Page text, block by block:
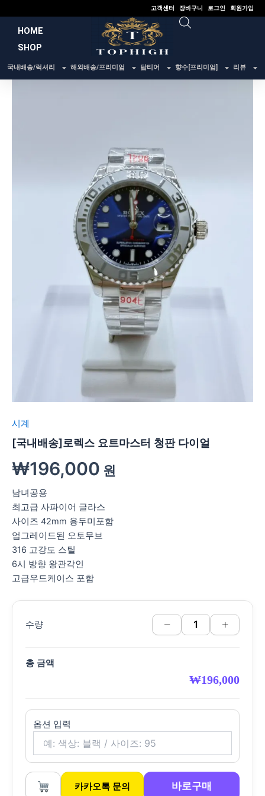
건
너
고객센터 장바구니 로그인 회원가입
HOME
SHOP
국내배송/럭셔리 해외배송/프리미엄 탑티어 향수[프리미엄] 리뷰
시계
[국내배송]로렉스 요트마스터 청판 다이얼
₩196,000 원
남녀공용
최고급 사파이어 글라스
사이즈 42mm 용두미포함
업그레이드된 오토무브
316 고강도 스틸
6시 방향 왕관각인
고급우드케이스 포함
수량 − +
총 금액
₩196,000
옵션 입력
카카오톡 문의 바로구매